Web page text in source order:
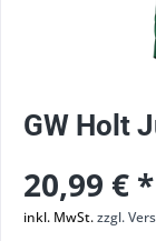
GW Holt
20,99 € *
inkl. MwSt.zzgl.